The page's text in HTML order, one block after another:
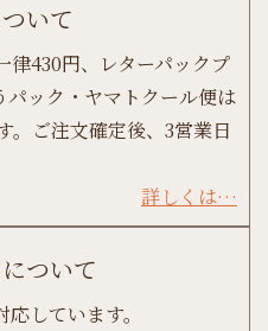
いて
律430円、レターパックプ
ック・ヤマトクール便は
。ご注文確定後、3営業日
詳しくは…
ついて
しています。